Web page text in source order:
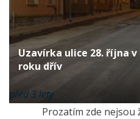
Uzavírka ulice 28. října
roku dřív
před 3 lety
Prozatím zde nejsou